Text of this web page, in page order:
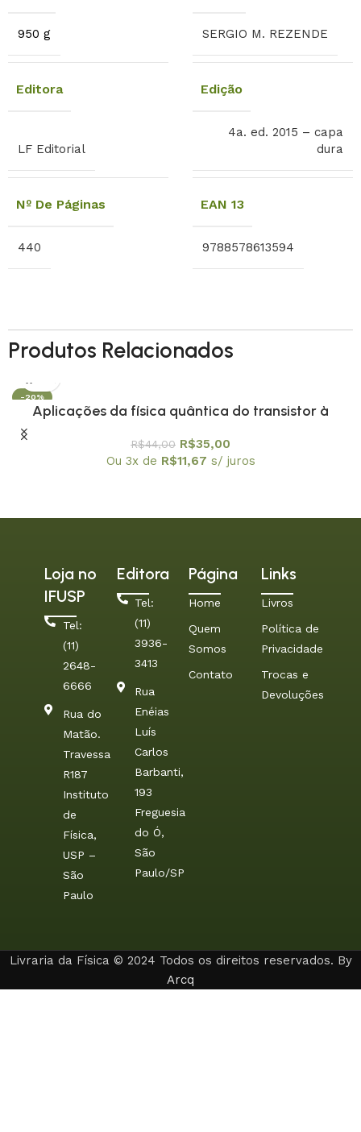
950 g SERGIO M. REZENDE
Editora
LF Editorial
Edição
4a. ed. 2015 – capa
dura
Nº De Páginas
440
EAN 13
9788578613594
Produtos Relacionados
-20%
Aplicações da física quântica do transistor à
nanotecnologia – Coleção Temas Atuais de Física
/ SBF
R$44,00 R$35,00
Ou 3x de R$11,67 s/ juros
Loja no
IFUSP
Tel:
(11)
2648-
6666
Rua do
Matão.
Travessa
R187
Instituto
de
Física,
USP –
São
Paulo
Editora
Tel:
(11)
3936-
3413
Rua
Enéias
Luís
Carlos
Barbanti,
193
Freguesia
do Ó,
São
Paulo/SP
Página
Home
Quem
Somos
Contato
Links
Livros
Política de
Privacidade
Trocas e
Devoluções
Livraria da Física © 2024 Todos os direitos reservados. By
Arcq